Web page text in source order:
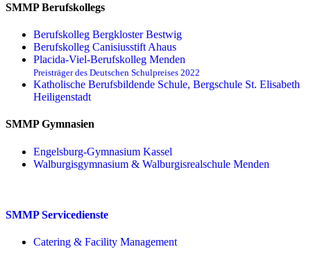
SMMP Berufskollegs
Berufskolleg Bergkloster Bestwig
Berufskolleg Canisiusstift Ahaus
Placida-Viel-Berufskolleg Menden
Preisträger des Deutschen Schulpreises 2022
Katholische Berufsbildende Schule, Bergschule St. Elisabeth
Heiligenstadt
SMMP Gymnasien
Engelsburg-Gymnasium Kassel
Walburgisgymnasium & Walburgisrealschule Menden
SMMP Servicedienste
Catering & Facility Management